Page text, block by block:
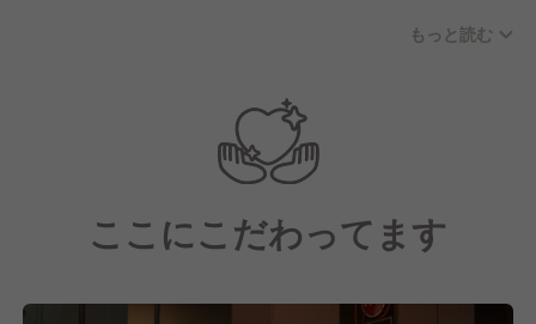
もっと読む
ここにこだわってます